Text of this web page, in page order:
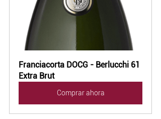
Franciacorta DOCG - Berlucchi 61
Extra Brut
Comprar ahora